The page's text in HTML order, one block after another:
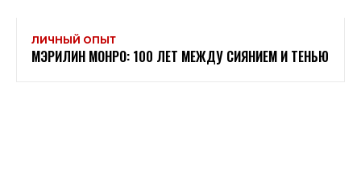
ЛИЧНЫЙ ОПЫТ
МЭРИЛИН МОНРО: 100 ЛЕТ МЕЖДУ СИЯНИЕМ И ТЕНЬЮ